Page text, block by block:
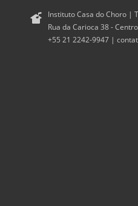
Instituto Casa do Choro |
Rua da Carioca 38 -
+55 21 2242-9947 |